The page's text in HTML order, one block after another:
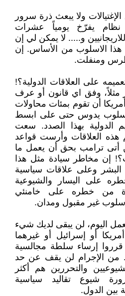
ولا يبعث ذرة سرور
يفرّخ يومياً عشرات
و..... لا يمكن لي إن
هذا الاسلوب من الأساس. إن
ومنفلت.
على العلاقات الدولية؟!
مثلاً، وفق اي قانون أو عرف
أن تقوم بمئات محاولات
يدوس حتى على ابسط
الدولية بهذا الصدد. سعت
هذه العلاقات وأرست قواعد
أتى ترامب بحق أن يعمل ما
إن مخاطر سيادة مثل هذا
وعلى علاقات سياسية
على اليسار والشيوعية
من خطره على خامنئي
غير مقبول ومدان.
اليوم، لن يبقى لديك شيء
أو إسرائيل أو غيرهما
قرروا إرساء سلطة مجالسية
من الإجرام لن يقف عن حد
والتحررين هم أكثر
شيوع تقاليد سياسية
بين الدول.